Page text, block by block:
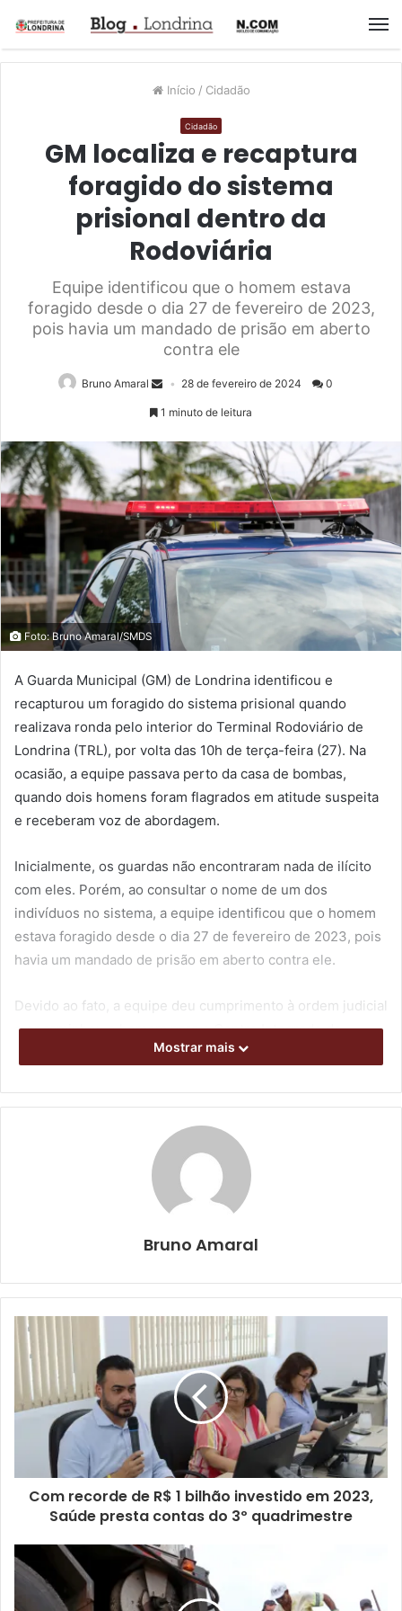
Início / Cidadão
Cidadão
GM localiza e recaptura
foragido do sistema
prisional dentro da
Rodoviária
Equipe identificou que o homem estava
foragido desde o dia 27 de fevereiro de 2023,
pois havia um mandado de prisão em aberto
contra ele
Bruno Amaral 28 de fevereiro de 2024 0
1 minuto de leitura
Foto: Bruno Amaral/SMDS
A Guarda Municipal (GM) de Londrina identificou e
recapturou um foragido do sistema prisional quando
realizava ronda pelo interior do Terminal Rodoviário de
Londrina (TRL), por volta das 10h de terça-feira (27). Na
ocasião, a equipe passava perto da casa de bombas,
quando dois homens foram flagrados em atitude suspeita
e receberam voz de abordagem.
Inicialmente, os guardas não encontraram nada de ilícito
com eles. Porém, ao consultar o nome de um dos
indivíduos no sistema, a equipe identificou que o homem
estava foragido desde o dia 27 de fevereiro de 2023, pois
havia um mandado de prisão em aberto contra ele.
Devido ao fato, a equipe deu cumprimento à ordem judicial
e encaminhou o homem para o Centro Integrado de
Triagem de Londrina (CITL), aos cuidados do
tomada das providências cabíveis.
A equipe do Grupo de Operações com Cães (GOC) da
Guarda Municipal de Londrina realizou, ontem (27), um
Ponto Base (PB) em frente à Escola Municipal Maria
a saída dos alunos. Por volta das 17h20, os agentes
rebaixado e com escapamento avariado.
Devido à suspeita de que poderia haver alguma
irregularidade, os guardas deram voz de abordagem ao
condutor. Os agentes acionaram a central GCOM para
consultar as informações do carro, e descobriram que
havia um alerta para furto/roubo. Havia três pessoas no
interior do veículo, sendo dois homens e uma criança.
do veículo, e ele informou que sua tia havia comprado o
carro em um ferro-velho. Diante dos fatos, o condutor e o
Mostrar mais
Bruno Amaral
Com recorde de R$ 1 bilhão investido em 2023,
Saúde presta contas do 3º quadrimestre